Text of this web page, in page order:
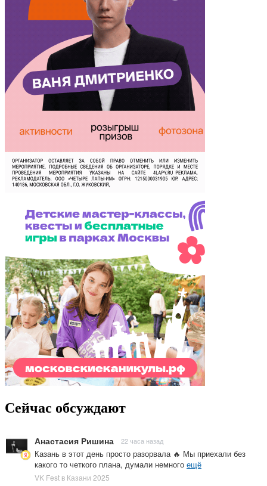
Сейчас обсуждают
Анастасия Ришина 22 часа назад
Казань в этот день просто разорвала 🔥 Мы приехали без
какого то четкого плана, думали немного ещё
VK Fest в Казани 2025